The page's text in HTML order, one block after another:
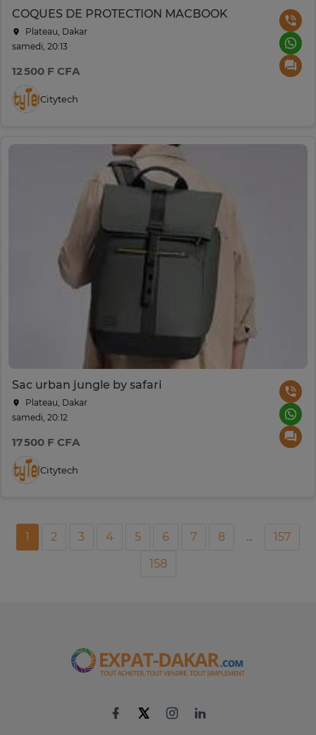
COQUES DE PROTECTION MACBOOK
Plateau, Dakar
samedi, 20:13
12 500 F CFA
Citytech
Sac urban jungle by safari
Plateau, Dakar
samedi, 20:12
17 500 F CFA
Citytech
1 2 3 4 5 6 7 8 ...
157
158